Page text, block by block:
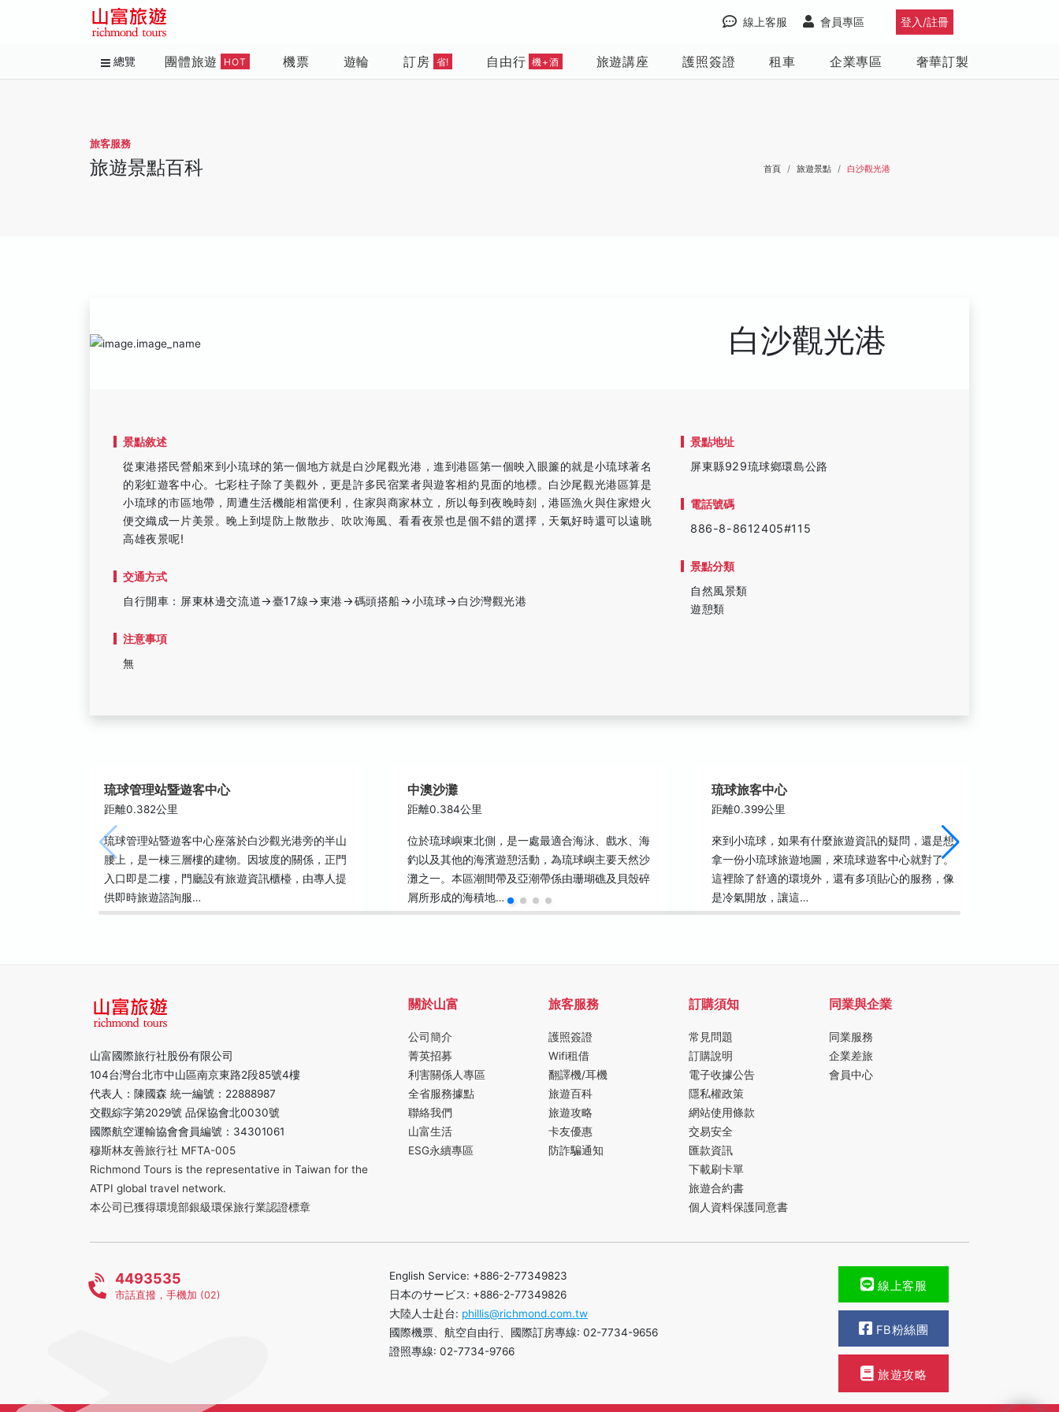
登入/註冊
會員專區
線上客服
總覽 團體旅遊 HOT 機票 遊輪 訂房 省! 自由行 機+酒 旅遊講座 護照簽證 租車 企業專區 奢華訂製
旅客服務
旅遊景點百科 首頁 旅遊景點 白沙觀光港
白沙觀光港
景點敘述
從東港搭民營船來到小琉球的第一個地方就是白沙尾觀光港，進到港區第一個映入眼簾的就是小琉球著名
的彩虹遊客中心。七彩柱子除了美觀外，更是許多民宿業者與遊客相約見面的地標。白沙尾觀光港區算是
小琉球的市區地帶，周遭生活機能相當便利，住家與商家林立，所以每到夜晚時刻，港區漁火與住家燈火
便交織成一片美景。晚上到堤防上散散步、吹吹海風、看看夜景也是個不錯的選擇，天氣好時還可以遠眺
高雄夜景呢!
交通方式
自行開車：屏東林邊交流道→臺17線→東港→碼頭搭船→小琉球→白沙灣觀光港
注意事項
無
景點地址
屏東縣929琉球鄉環島公路
電話號碼
886-8-8612405#115
景點分類
自然風景類
遊憩類
琉球管理站暨遊客中心
距離0.382公里
琉球管理站暨遊客中心座落於白沙觀光港旁的半山
腰上，是一棟三層樓的建物。因坡度的關係，正門
入口即是二樓，門廳設有旅遊資訊櫃檯，由專人提
供即時旅遊諮詢服…
中澳沙灘
距離0.384公里
位於琉球嶼東北側，是一處最適合海泳、戲水、海
釣以及其他的海濱遊憩活動，為琉球嶼主要天然沙
灘之一。本區潮間帶及亞潮帶係由珊瑚礁及貝殼碎
屑所形成的海積地…
琉球旅客中心
距離0.399公里
來到小琉球，如果有什麼旅遊資訊的疑問，還是想
拿一份小琉球旅遊地圖，來琉球遊客中心就對了。
這裡除了舒適的環境外，還有多項貼心的服務，像
是冷氣開放，讓這…
山富國際旅行社股份有限公司
104台灣台北市中山區南京東路2段85號4樓
代表人：陳國森 統一編號：22888987
交觀綜字第2029號 品保協會北0030號
國際航空運輸協會會員編號：34301061
穆斯林友善旅行社 MFTA-005
Richmond Tours is the representative in Taiwan for the
ATPI global travel network.
本公司已獲得環境部銀級環保旅行業認證標章
關於山富
公司簡介
菁英招募
利害關係人專區
全省服務據點
聯絡我們
山富生活
ESG永續專區
旅客服務
護照簽證
Wifi租借
翻譯機/耳機
旅遊百科
旅遊攻略
卡友優惠
防詐騙通知
訂購須知
常見問題
訂購說明
電子收據公告
隱私權政策
網站使用條款
交易安全
匯款資訊
下載刷卡單
旅遊合約書
個人資料保護同意書
同業與企業
同業服務
企業差旅
會員中心
4493535
市話直撥，手機加 (02)
English Service: +886-2-77349823
日本のサービス: +886-2-77349826
大陸人士赴台: phillis@richmond.com.tw
國際機票、航空自由行、國際訂房專線: 02-7734-9656
證照專線: 02-7734-9766
線上客服
FB粉絲團
旅遊攻略